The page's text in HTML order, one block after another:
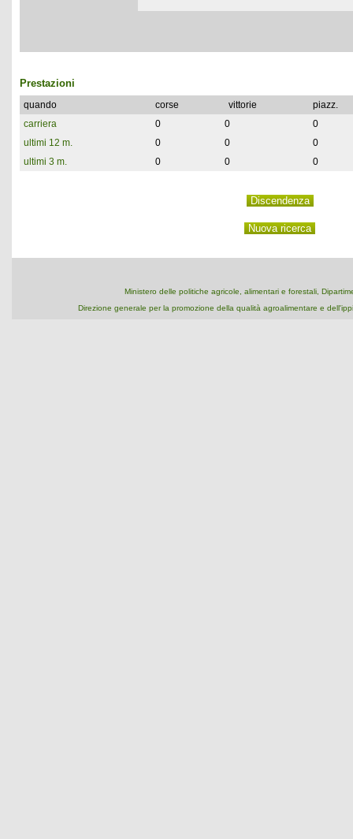
Prestazioni
quando corse vittorie
piazz.
carriera
0 0
0
ultimi 12 m.
0 0
0
ultimi 3 m.
0 0 0
Ministero delle politiche agricole, alimentari e forestali,
Direzione generale per la promozione della qualità agroalimentare e